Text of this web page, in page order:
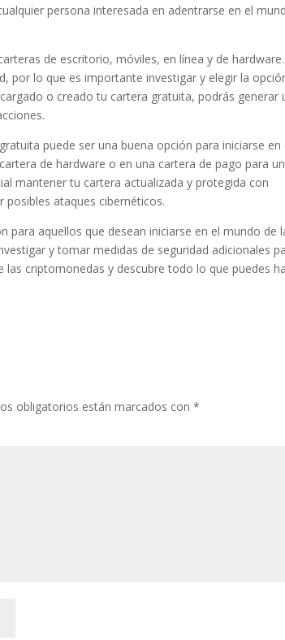
persona interesada en adentrarse en el
de escritorio, móviles, en línea y de hardware.
por lo que es importante investigar y elegir la
o creado tu cartera gratuita, podrás generar
puede ser una buena opción para iniciarse en
de hardware o en una cartera de pago para
mantener tu cartera actualizada y protegida con
ataques cibernéticos.
para aquellos que desean iniciarse en el mundo de
y tomar medidas de seguridad adicionales
las criptomonedas y descubre todo lo que puedes
obligatorios están marcados con*